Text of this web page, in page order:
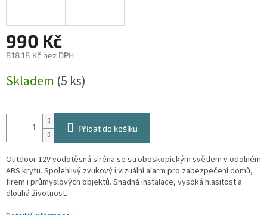
990 Kč
818,18 Kč bez DPH
cena:
Skladem (5 ks)
Přidat do košíku
Outdoor 12V vodotěsná siréna se stroboskopickým světlem v odolném
ABS krytu. Spolehlivý zvukový i vizuální alarm pro zabezpečení domů,
firem i průmyslových objektů. Snadná instalace, vysoká hlasitost a
dlouhá životnost.